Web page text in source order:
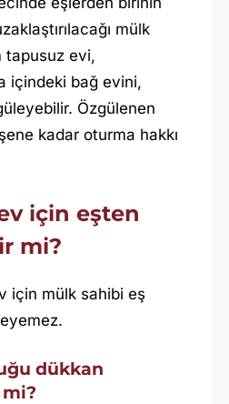
mülk
tapusuz evi,
içindeki bağ evini,
Özgülenen
kadar oturma hakkı
için eşten
mi?
için mülk sahibi eş
dükkan
mi?